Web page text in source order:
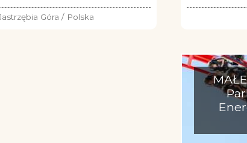
Góra / Polska